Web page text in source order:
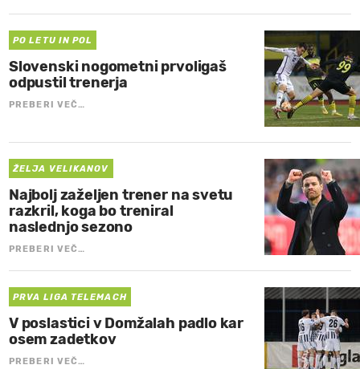
PO LETU IN POL
Slovenski nogometni prvoligaš
odpustil trenerja
PREBERI VEČ…
ŽELJA VELIKANOV
Najbolj zaželjen trener na svetu
razkril, koga bo treniral
naslednjo sezono
PREBERI VEČ…
PRVA LIGA TELEMACH
V poslastici v Domžalah padlo kar
osem zadetkov
PREBERI VEČ…